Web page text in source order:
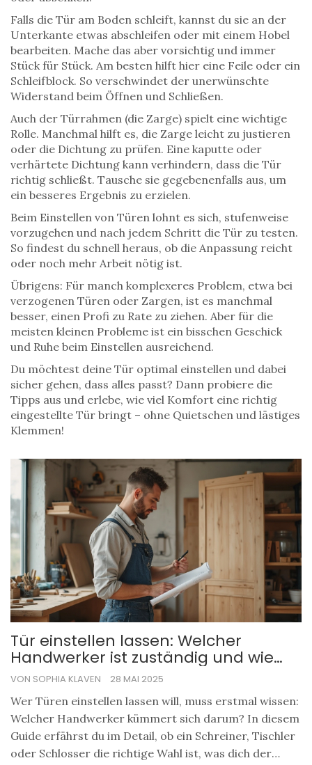
Falls die Tür am Boden schleift, kannst du sie an der
Unterkante etwas abschleifen oder mit einem Hobel
bearbeiten. Mache das aber vorsichtig und immer
Stück für Stück. Am besten hilft hier eine Feile oder ein
Schleifblock. So verschwindet der unerwünschte
Widerstand beim Öffnen und Schließen.
Auch der Türrahmen (die Zarge) spielt eine wichtige
Rolle. Manchmal hilft es, die Zarge leicht zu justieren
oder die Dichtung zu prüfen. Eine kaputte oder
verhärtete Dichtung kann verhindern, dass die Tür
richtig schließt. Tausche sie gegebenenfalls aus, um
ein besseres Ergebnis zu erzielen.
Beim Einstellen von Türen lohnt es sich, stufenweise
vorzugehen und nach jedem Schritt die Tür zu testen.
So findest du schnell heraus, ob die Anpassung reicht
oder noch mehr Arbeit nötig ist.
Übrigens: Für manch komplexeres Problem, etwa bei
verzogenen Türen oder Zargen, ist es manchmal
besser, einen Profi zu Rate zu ziehen. Aber für die
meisten kleinen Probleme ist ein bisschen Geschick
und Ruhe beim Einstellen ausreichend.
Du möchtest deine Tür optimal einstellen und dabei
sicher gehen, dass alles passt? Dann probiere die
Tipps aus und erlebe, wie viel Komfort eine richtig
eingestellte Tür bringt – ohne Quietschen und lästiges
Klemmen!
Tür einstellen lassen: Welcher
Handwerker ist zuständig und wie
läuft der Service ab?
VON SOPHIA KLAVEN 28 MAI 2025
Wer Türen einstellen lassen will, muss erstmal wissen:
Welcher Handwerker kümmert sich darum? In diesem
Guide erfährst du im Detail, ob ein Schreiner, Tischler
oder Schlosser die richtige Wahl ist, was dich der